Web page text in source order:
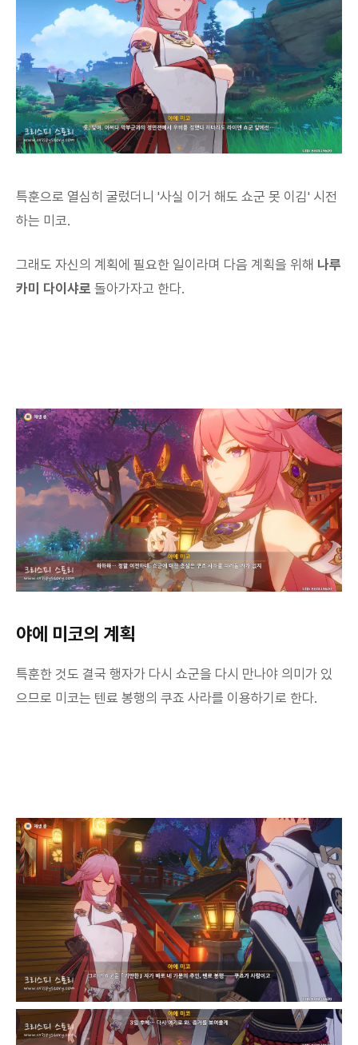
특훈으로 열심히 굴렀더니 '사실 이거 해도 쇼군 못 이김' 시전
하는 미코.
그래도 자신의 계획에 필요한 일이라며 다음 계획을 위해 나루
카미 다이샤로 돌아가자고 한다.
야에 미코의 계획
특훈한 것도 결국 행자가 다시 쇼군을 다시 만나야 의미가 있
으므로 미코는 텐료 봉행의 쿠죠 사라를 이용하기로 한다.